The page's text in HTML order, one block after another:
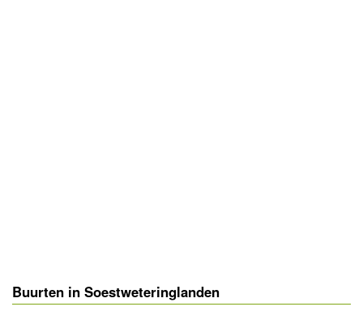
Buurten in Soestweteringlanden